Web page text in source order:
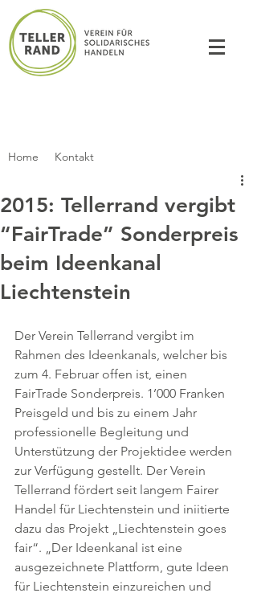
Home Kontakt
2015: Tellerrand vergibt
“FairTrade” Sonderpreis
beim Ideenkanal
Liechtenstein
Der Verein Tellerrand vergibt im
Rahmen des Ideenkanals, welcher bis
zum 4. Februar offen ist, einen
FairTrade Sonderpreis. 1’000 Franken
Preisgeld und bis zu einem Jahr
professionelle Begleitung und
Unterstützung der Projektidee werden
zur Verfügung gestellt. Der Verein
Tellerrand fördert seit langem Fairer
Handel für Liechtenstein und iniitierte
dazu das Projekt „Liechtenstein goes
fair“. „Der Ideenkanal ist eine
ausgezeichnete Plattform, gute Ideen
für Liechtenstein einzureichen und